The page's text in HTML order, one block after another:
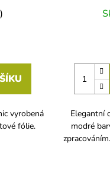
)
vyrobená
fólie.
Elegantní
modré